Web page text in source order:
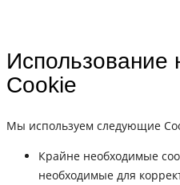
Cookie
Мы используем следующие
Крайне необходимые
необходимые для